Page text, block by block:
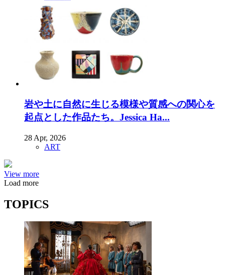
岩や土に自然に生じる模様や質感への関心を
起点とした作品たち。Jessica Ha...
28 Apr, 2026
ART
View more
Load more
TOPICS